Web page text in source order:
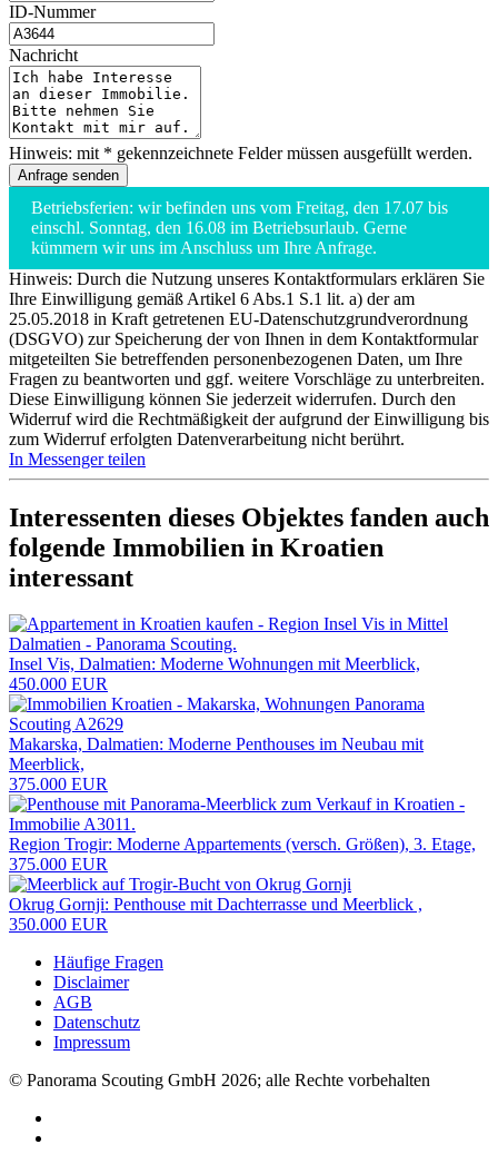
ID-Nummer
Nachricht
Hinweis: mit * gekennzeichnete Felder müssen ausgefüllt werden.
Betriebsferien: wir befinden uns vom Freitag, den 17.07 bis
einschl. Sonntag, den 16.08 im Betriebsurlaub. Gerne
kümmern wir uns im Anschluss um Ihre Anfrage.
Hinweis: Durch die Nutzung unseres Kontaktformulars erklären Sie
Ihre Einwilligung gemäß Artikel 6 Abs.1 S.1 lit. a) der am
25.05.2018 in Kraft getretenen EU-Datenschutzgrundverordnung
(DSGVO) zur Speicherung der von Ihnen in dem Kontaktformular
mitgeteilten Sie betreffenden personenbezogenen Daten, um Ihre
Fragen zu beantworten und ggf. weitere Vorschläge zu unterbreiten.
Diese Einwilligung können Sie jederzeit widerrufen. Durch den
Widerruf wird die Rechtmäßigkeit der aufgrund der Einwilligung bis
zum Widerruf erfolgten Datenverarbeitung nicht berührt.
In Messenger teilen
Interessenten dieses Objektes fanden auch
folgende Immobilien in Kroatien
interessant
Insel Vis, Dalmatien: Moderne Wohnungen mit Meerblick,
450.000 EUR
Makarska, Dalmatien: Moderne Penthouses im Neubau mit
Meerblick,
375.000 EUR
Region Trogir: Moderne Appartements (versch. Größen), 3. Etage,
375.000 EUR
Okrug Gornji: Penthouse mit Dachterrasse und Meerblick ,
350.000 EUR
Häufige Fragen
Disclaimer
AGB
Datenschutz
Impressum
© Panorama Scouting GmbH 2026; alle Rechte vorbehalten